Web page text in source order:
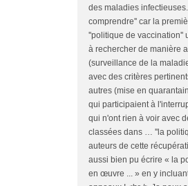
des maladies
comprendre'' car la
''politique de vaccination''
à rechercher de manière
(surveillance de la
avec des critères
autres (mise en
qui participaient à
qui n'ont rien à voir avec
classées dans … ''la
auteurs de cette
aussi bien pu écrire « la
en œuvre ... » en y